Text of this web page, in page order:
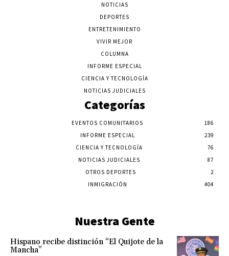
NOTICIAS
DEPORTES
ENTRETENIMIENTO
VIVIR MEJOR
COLUMNA
INFORME ESPECIAL
CIENCIA Y TECNOLOGÍA
NOTICIAS JUDICIALES
Categorías
EVENTOS COMUNITARIOS
186
INFORME ESPECIAL
239
CIENCIA Y TECNOLOGÍA
76
NOTICIAS JUDICIALES
87
OTROS DEPORTES
2
INMIGRACIÓN
404
Nuestra Gente
Hispano recibe distinción “El Quijote de la
Mancha”